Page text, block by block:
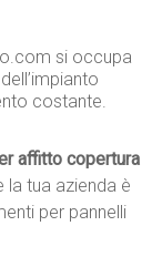
si occupa
costante.
affitto copertura
la tua azienda è
per pannelli